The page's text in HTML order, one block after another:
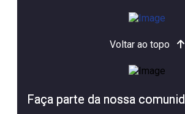
Voltar ao topo
Faça parte da nossa